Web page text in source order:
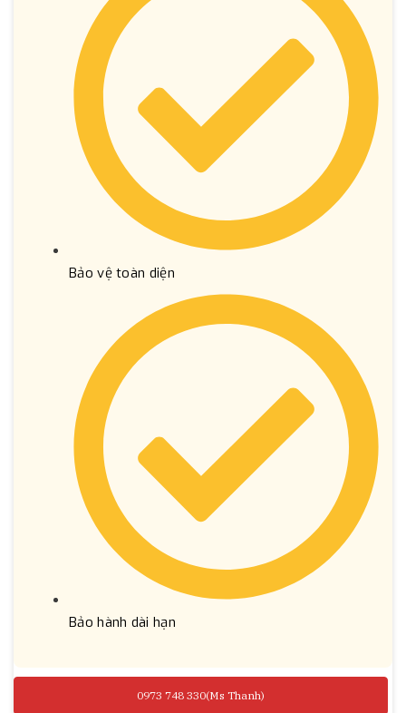
Bảo vệ toàn diện
Bảo hành dài hạn
0973 748 330(Ms Thanh)